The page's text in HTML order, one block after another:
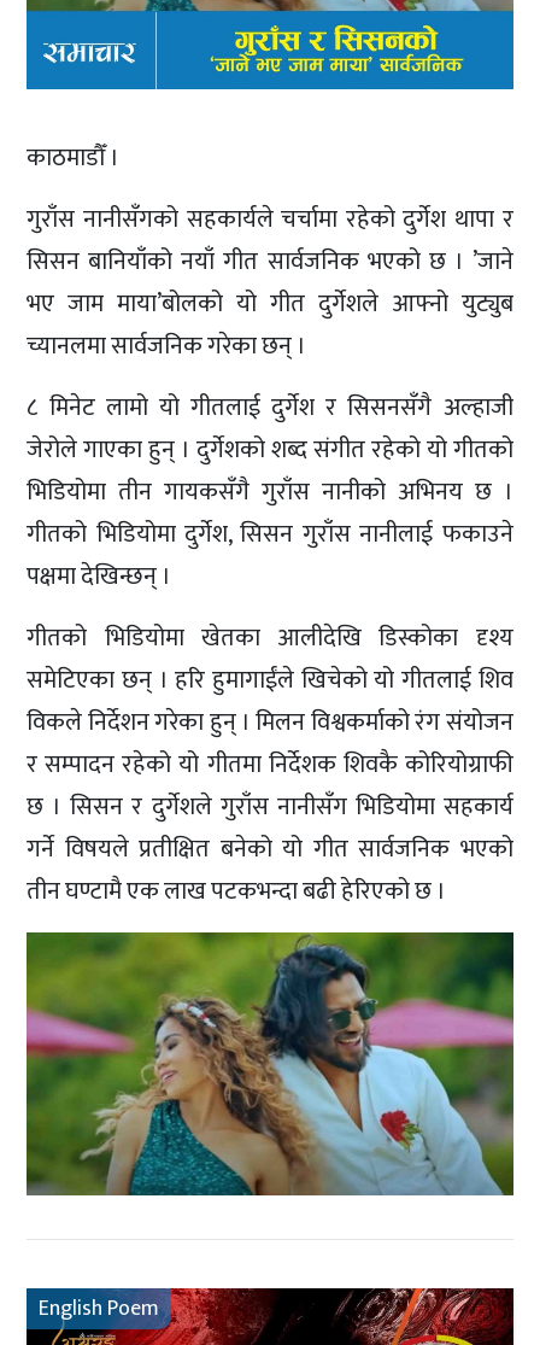
काठमाडौँ ।
गुराँस नानीसँगको सहकार्यले चर्चामा रहेको दुर्गेश थापा र
सिसन बानियाँको नयाँ गीत सार्वजनिक भएको छ । ’जाने
भए जाम माया’बोलको यो गीत दुर्गेशले आफ्नो युट्युब
च्यानलमा सार्वजनिक गरेका छन् ।
८ मिनेट लामो यो गीतलाई दुर्गेश र सिसनसँगै अल्हाजी
जेरोले गाएका हुन् । दुर्गेशको शब्द संगीत रहेको यो गीतको
भिडियोमा तीन गायकसँगै गुराँस नानीको अभिनय छ ।
गीतको भिडियोमा दुर्गेश, सिसन गुराँस नानीलाई फकाउने
पक्षमा देखिन्छन् ।
गीतको भिडियोमा खेतका आलीदेखि डिस्कोका दृश्य
समेटिएका छन् । हरि हुमागाईंले खिचेको यो गीतलाई शिव
विकले निर्देशन गरेका हुन् । मिलन विश्वकर्माको रंग संयोजन
र सम्पादन रहेको यो गीतमा निर्देशक शिवकै कोरियोग्राफी
छ । सिसन र दुर्गेशले गुराँस नानीसँग भिडियोमा सहकार्य
गर्ने विषयले प्रतीक्षित बनेको यो गीत सार्वजनिक भएको
तीन घण्टामै एक लाख पटकभन्दा बढी हेरिएको छ ।
English Poem